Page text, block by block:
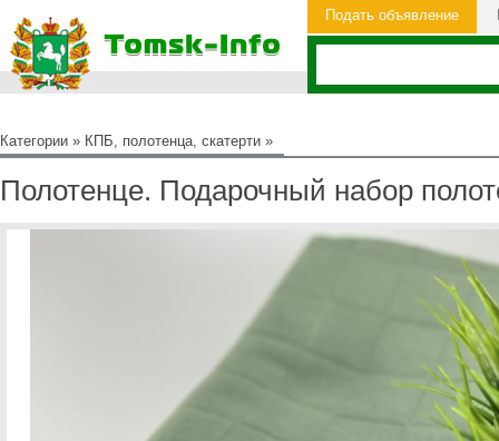
Подать объявление
Категории » КПБ, полотенца, скатерти »
Полотенце. Подарочный набор